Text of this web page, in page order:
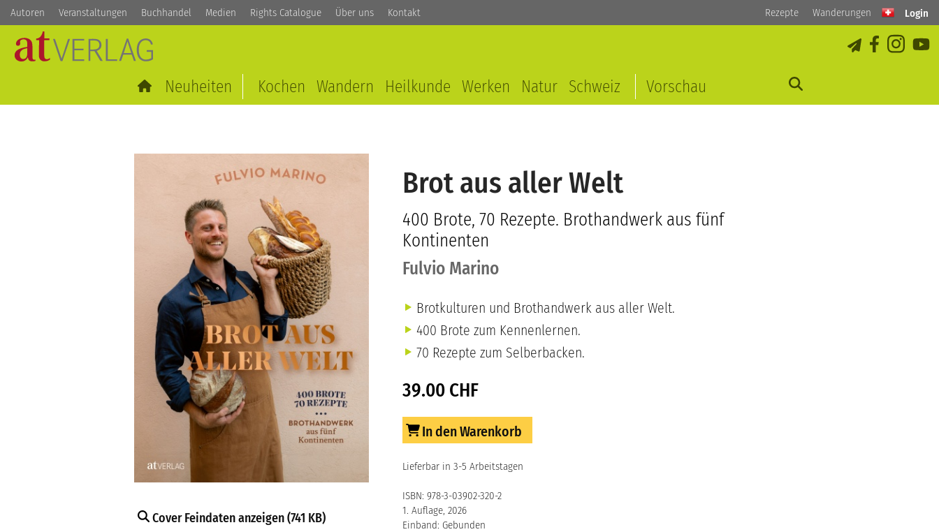
Autoren Veranstaltungen Buchhandel Medien Rights Catalogue Über uns Kontakt Rezepte Wanderungen Login
Neuheiten Kochen Wandern Heilkunde Werken Natur Schweiz Vorschau
Cover Feindaten anzeigen (741 KB)
Brot aus aller Welt
400 Brote, 70 Rezepte. Brothandwerk aus fünf
Kontinenten
Fulvio Marino
Brotkulturen und Brothandwerk aus aller Welt.
400 Brote zum Kennenlernen.
70 Rezepte zum Selberbacken.
39.00 CHF
In den Warenkorb
Lieferbar in 3-5 Arbeitstagen
ISBN: 978-3-03902-320-2
1. Auflage, 2026
Einband: Gebunden